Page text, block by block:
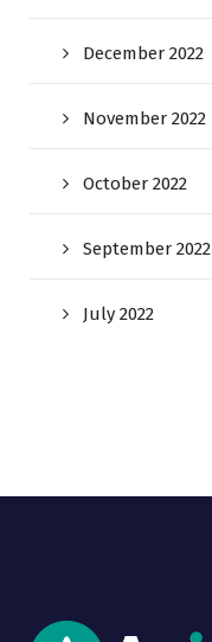
December 2022
November 2022
October 2022
September 2022
July 2022